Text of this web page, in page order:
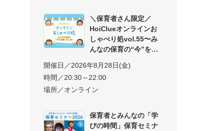
＼保育者さん限定／
HoiClueオンラインお
しゃべり処vol.55〜み
んなの保育の“今”を交
開催日／2026年8月28日(金)
時間／20:30～22:00
場所／オンライン
保育者とみんなの「学
びの時間」保育セミナ